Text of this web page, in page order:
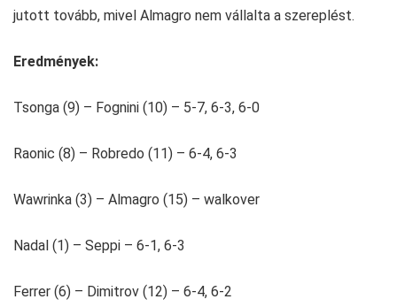
jutott tovább, mivel Almagro nem vállalta a szereplést.
Eredmények:
Tsonga (9) – Fognini (10) – 5-7, 6-3, 6-0
Raonic (8) – Robredo (11) – 6-4, 6-3
Wawrinka (3) – Almagro (15) – walkover
Nadal (1) – Seppi – 6-1, 6-3
Ferrer (6) – Dimitrov (12) – 6-4, 6-2